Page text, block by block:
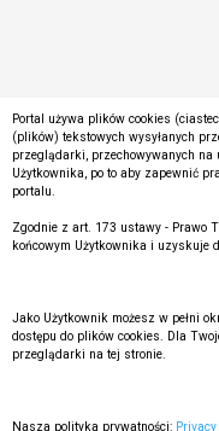
Portal używa plików cookies
(plików) tekstowych wysyłanych
przeglądarki, przechowywanych na
Użytkownika, po to aby zapewnić
portalu.
Zgodnie z art. 173 ustawy - Prawo
końcowym Użytkownika i uzyskuje
Jako Użytkownik możesz w pełni
dostępu do plików cookies. Dla
przeglądarki na tej stronie.
Nasza polityka prywatności: